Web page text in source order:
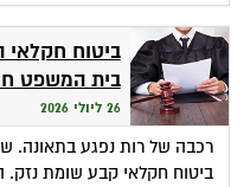
ביטוח חקלאי
בית המשפט
26 ליולי 2026
רכבה של רות נפגע בתאונה.
ביטוח חקלאי קבע שומת